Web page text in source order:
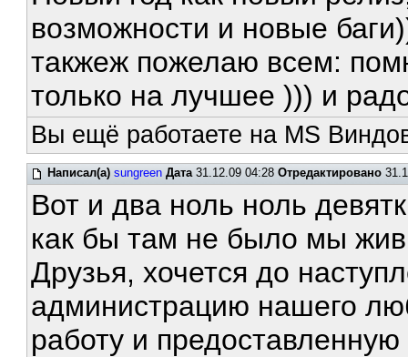
возможности и новые
такжеж пожелаю всем:
только на лучшее ))) и
Вы ещё работаете на MS
Написал(а) sungreen Дата31.12.09 04:28Отредактировано
Вот и два ноль ноль
как бы там не было мы
Друзья, хочется до
администрацию нашего
работу и